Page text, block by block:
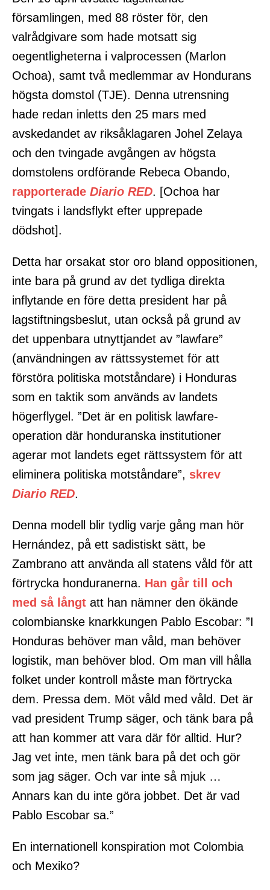
församlingen, med 88 röster för, den
valrådgivare som hade motsatt sig
oegentligheterna i valprocessen (Marlon
Ochoa), samt två medlemmar av Hondurans
högsta domstol (TJE). Denna utrensning
hade redan inletts den 25 mars med
avskedandet av riksåklagaren Johel Zelaya
och den tvingade avgången av högsta
domstolens ordförande Rebeca Obando,
rapporterade Diario RED. [Ochoa har
tvingats i landsflykt efter upprepade
dödshot].
Detta har orsakat stor oro bland oppositionen,
inte bara på grund av det tydliga direkta
inflytande en före detta president har på
lagstiftningsbeslut, utan också på grund av
det uppenbara utnyttjandet av ”lawfare”
(användningen av rättssystemet för att
förstöra politiska motståndare) i Honduras
som en taktik som används av landets
högerflygel. ”Det är en politisk lawfare-
operation där honduranska institutioner
agerar mot landets eget rättssystem för att
eliminera politiska motståndare”, skrev
Diario RED.
Denna modell blir tydlig varje gång man hör
Hernández, på ett sadistiskt sätt, be
Zambrano att använda all statens våld för att
förtrycka honduranerna. Han går till och
med så långt att han nämner den ökände
colombianske knarkkungen Pablo Escobar: ”I
Honduras behöver man våld, man behöver
logistik, man behöver blod. Om man vill hålla
folket under kontroll måste man förtrycka
dem. Pressa dem. Möt våld med våld. Det är
vad president Trump säger, och tänk bara på
att han kommer att vara där för alltid. Hur?
Jag vet inte, men tänk bara på det och gör
som jag säger. Och var inte så mjuk …
Annars kan du inte göra jobbet. Det är vad
Pablo Escobar sa.”
En internationell konspiration mot Colombia
och Mexiko?